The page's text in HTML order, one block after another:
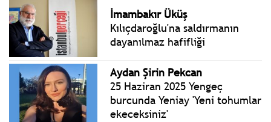
İmambakır Üküş
Kılıçdaroğlu'na saldırmanın
dayanılmaz hafifliği
Aydan Şirin Pekcan
25 Haziran 2025 Yengeç
burcunda Yeniay 'Yeni tohumlar
ekeceksiniz'